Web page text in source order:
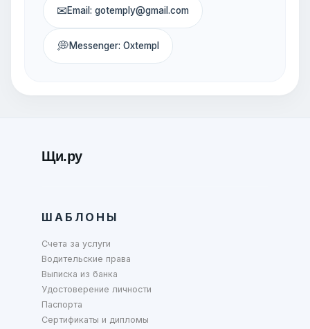
✉Email: gotemply@gmail.com
💭Messenger: Oxtempl
Щи.ру
ШАБЛОНЫ
Счета за услуги
Водительские права
Выписка из банка
Удостоверение личности
Паспорта
Сертификаты и дипломы